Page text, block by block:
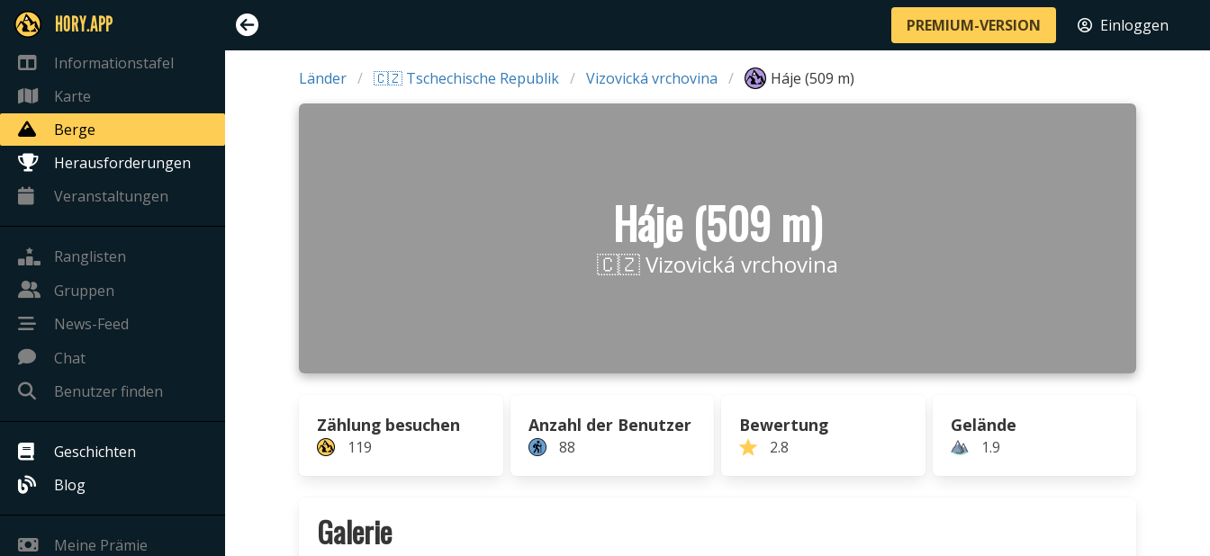
HORY.APP
Informationstafel
Karte
Berge
Herausforderungen
Veranstaltungen
Ranglisten
Gruppen
News-Feed
Chat
Benutzer finden
Geschichten
Blog
Meine Prämie
PREMIUM-VERSION Einloggen
Länder 🇨🇿 Tschechische Republik Vizovická vrchovina Háje (509 m)
Háje (509 m)
🇨🇿 Vizovická vrchovina
Zählung besuchen
119
Anzahl der Benutzer
88
Bewertung
2.8
Gelände
1.9
Galerie